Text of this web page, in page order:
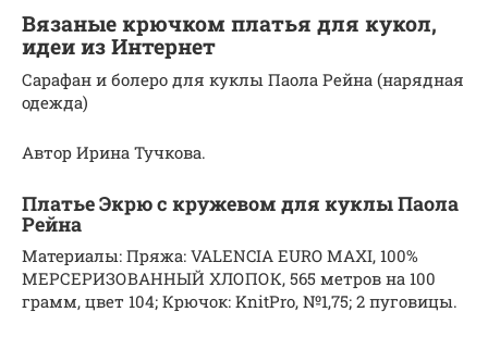
Вязаные крючком платья для кукол,
идеи из Интернет
Сарафан и болеро для куклы Паола Рейна (нарядная
одежда)
Автор Ирина Тучкова.
Платье Экрю с кружевом для куклы Паола
Рейна
Материалы: Пряжа: VALENCIA EURO MAXI, 100%
МЕРСЕРИЗОВАННЫЙ ХЛОПОК, 565 метров на 100
грамм, цвет 104; Крючок: KnitPro, №1,75; 2 пуговицы.